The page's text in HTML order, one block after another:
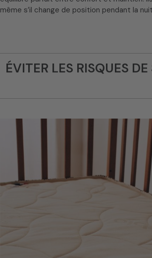
même s’il change de position pendant la
ÉVITER LES RISQUES